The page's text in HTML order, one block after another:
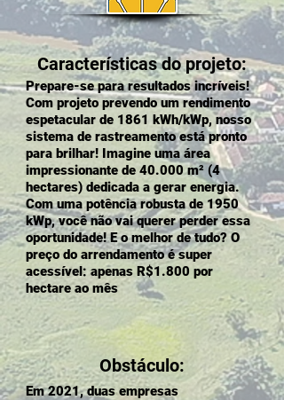
Características do projeto:
Prepare-se para resultados incríveis!
Com projeto prevendo um rendimento
espetacular de 1861 kWh/kWp, nosso
sistema de rastreamento está pronto
para brilhar! Imagine uma área
impressionante de 40.000 m² (4
hectares) dedicada a gerar energia.
Com uma potência robusta de 1950
kWp, você não vai querer perder essa
oportunidade! E o melhor de tudo? O
preço do arrendamento é super
acessível: apenas R$1.800 por
hectare ao mês
Obstáculo:
Em 2021, duas empresas